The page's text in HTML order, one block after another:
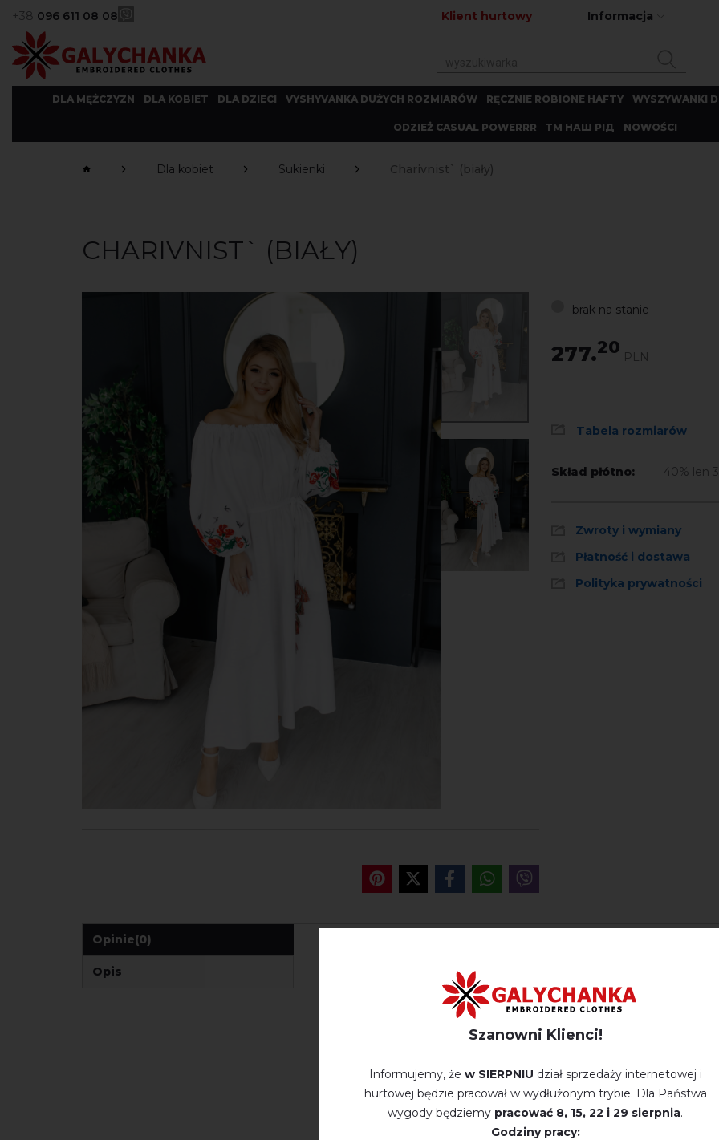
+38 096 611 08 08 Klient hurtowy Informacja
DLA MĘŻCZYZN DLA KOBIET DLA DZIECI VYSHYVANKA DUŻYCH ROZMIARÓW RĘCZNIE ROBIONE HAFTY WYSZYWANKI
ODZIEŻ CASUAL POWERRR ТМ НАШ РІД NOWOŚCI
Dla kobiet Sukienki Charivnist` (biały)
CHARIVNIST` (BIAŁY)
brak na stanie
277.20 PLN
Tabela rozmiarów
Skład płótno: 40% len
Zwroty i wymiany
Płatność i dostawa
Polityka prywatności
Opinie(0)
Opis
OPINIE O CHARIVNIST`
Немає відгуків про цей товар.
Szanowni Klienci!
Informujemy, że w SIERPNIU dział sprzedaży internetowej i
hurtowej będzie pracował w wydłużonym trybie. Dla Państwa
wygody będziemy pracować 8, 15, 22 і 29 sierpnia.
Godziny pracy: